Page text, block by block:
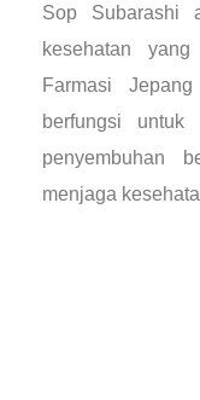
Sop Subarashi
kesehatan
Farmasi
berfungsi untuk
penyembuhan
menjaga